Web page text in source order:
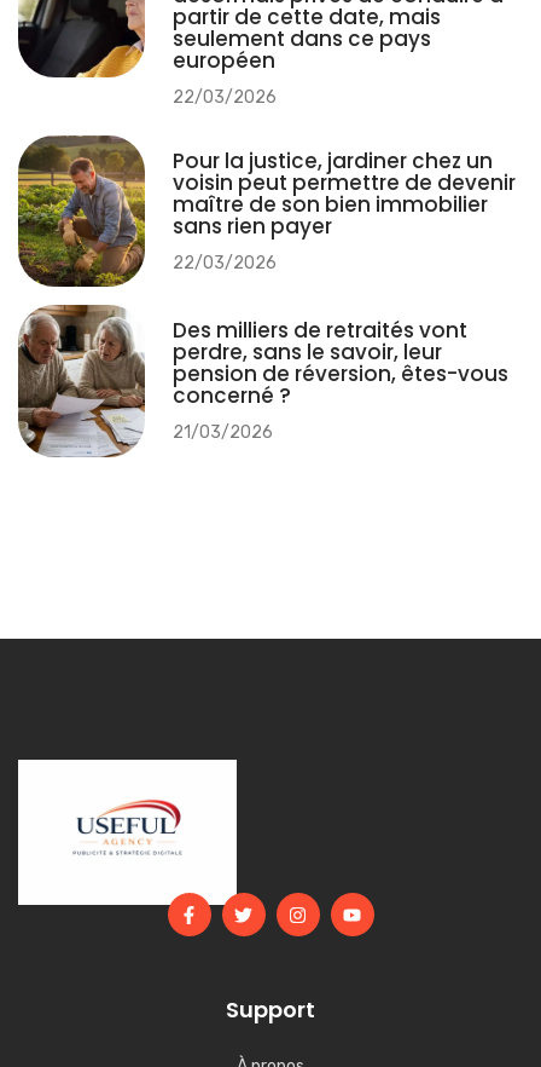
partir de cette date, mais
seulement dans ce pays
européen
22/03/2026
Pour la justice, jardiner chez un
voisin peut permettre de devenir
maître de son bien immobilier
sans rien payer
22/03/2026
Des milliers de retraités vont
perdre, sans le savoir, leur
pension de réversion, êtes-vous
concerné ?
21/03/2026
Support